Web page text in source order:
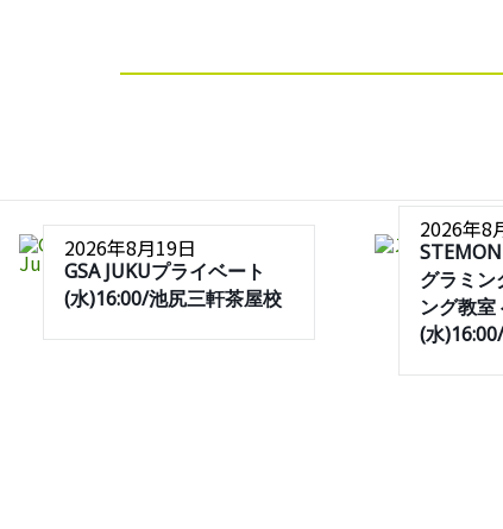
2026年8月19日
GSA JUKUプライベート
(水)16:00/池尻三軒茶屋校
2026年8
グラミン
ング教室
(水